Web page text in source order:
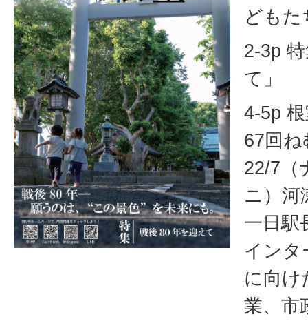
どもた
2-3p
て」
4-5p
67回
22/7（
ニ）河
一日駅
インタ
に向け
業、市